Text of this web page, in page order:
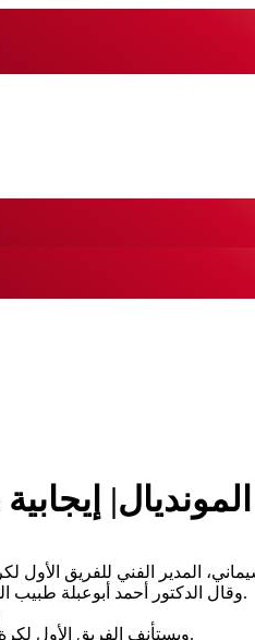
المونديال|
وقال الدكتور أحمد أبوعبلة طبيب الفريق إن موسيماني أجرى مسحة طبية جديدة صباح اليوم الأربعاء، وذلك للتأكد من نتيجة المسحة الأولى.
ويستأنف الفريق الأول لكرة القدم بالنادي الأهلي تدريباته مساء اليوم الأربعاء على ملعب الكريكيت بمدينة زايد الرياضية في أبوظبي.